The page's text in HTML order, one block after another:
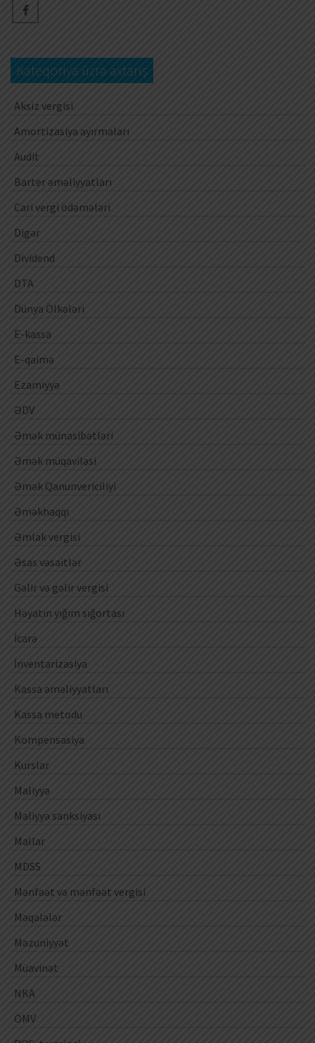
Kateqoriya üzrə axtarış
Aksiz vergisi
Amortizasiya ayırmaları
Audit
Barter əməliyyatları
Cari vergi ödəmələri
Digər
Dividend
DTA
Dünya Ölkələri
E-kassa
E-qaimə
Ezamiyyə
ƏDV
Əmək münasibətləri
Əmək müqaviləsi
Əmək Qanunvericiliyi
Əməkhaqqı
Əmlak vergisi
Əsas vəsaitlər
Gəlir və gəlir vergisi
Həyatın yığım sığortası
İcarə
İnventarizasiya
Kassa əməliyyatları
Kassa metodu
Kompensasiya
Kurslar
Maliyyə
Maliyyə sanksiyası
Mallar
MDSS
Mənfəət və mənfəət vergisi
Məqalələr
Məzuniyyət
Müavinət
NKA
ÖMV